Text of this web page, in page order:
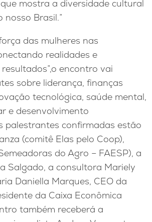
mostra a diversidade cultural
nosso Brasil.”
das mulheres nas
realidades e
encontro vai
sobre liderança, finanças
tecnológica, saúde mental,
e desenvolvimento
palestrantes confirmadas estão
(comitê Elas pelo Coop),
do Agro – FAESP), a
Salgado, a consultora Mariely
Daniella Marques, CEO da
da Caixa Econômica
também receberá a